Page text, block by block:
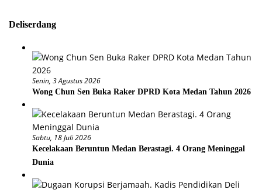
Deliserdang
Senin, 3 Agustus 2026
Wong Chun Sen Buka Raker DPRD Kota Medan Tahun 2026
Sabtu, 18 Juli 2026
Kecelakaan Beruntun Medan Berastagi. 4 Orang Meninggal
Dunia